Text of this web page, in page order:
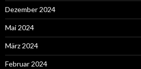
Dezember 2024
Mai 2024
März 2024
Februar 2024